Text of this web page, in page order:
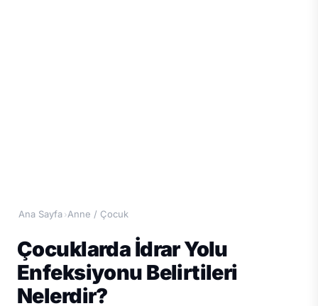
Ana Sayfa ›Anne / Çocuk
Çocuklarda İdrar Yolu
Enfeksiyonu Belirtileri
Nelerdir?